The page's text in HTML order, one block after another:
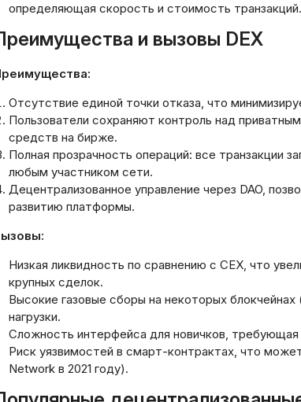
определяющая скорость и стоимость транзакций.
и вызовы DEX
Отсутствие единой точки отказа, что
Пользователи сохраняют контроль над
средств на бирже.
Полная прозрачность операций: все транзакции
любым участником сети.
Децентрализованное управление через DAO,
развитию платформы.
Низкая ликвидность по сравнению с CEX, что
крупных сделок.
Высокие газовые сборы на некоторых
нагрузки.
Сложность интерфейса для новичков, требующая
Риск уязвимостей в смарт-контрактах, что
Network в 2021 году).
Эффективного
Финансами: Как
Лишних Расходов
Открытие
без